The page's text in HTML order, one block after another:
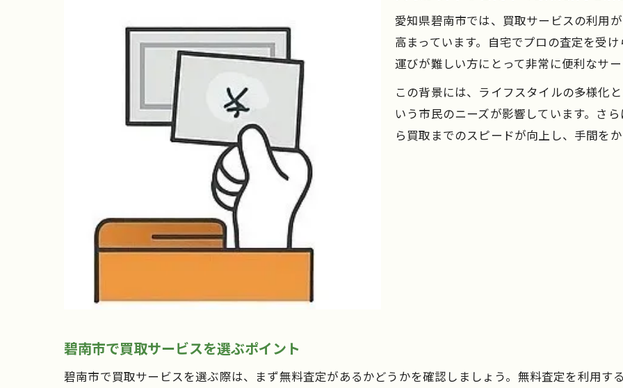
買取の流れを簡単に把握するポイント
買取依頼から現金化までの時短術
買取を活用した手間いらず現金化術
自宅で完結する買取のメリットを解説
大型家具も安心な買取サービスの流れ
愛知県碧南市では、買取サービスの利用
高まっています。自宅でプロの査定を受
運びが難しい方にとって非常に便利なサ
この背景には、ライフスタイルの多様化
いう市民のニーズが影響しています。さ
ら買取までのスピードが向上し、手間を
碧南市で買取サービスを選ぶポイント
碧南市で買取サービスを選ぶ際は、まず無料査定があるかどうかを確認しましょう。無料査定を利用す